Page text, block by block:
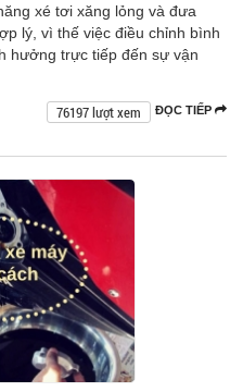
xé tơi xăng lỏng và đưa
lý, vì thế việc điều chỉnh bình
hưởng trực tiếp đến sự vận
ĐỌC TIẾP
76197 lượt xem